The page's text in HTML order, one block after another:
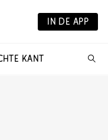
IN DE APP
KANT